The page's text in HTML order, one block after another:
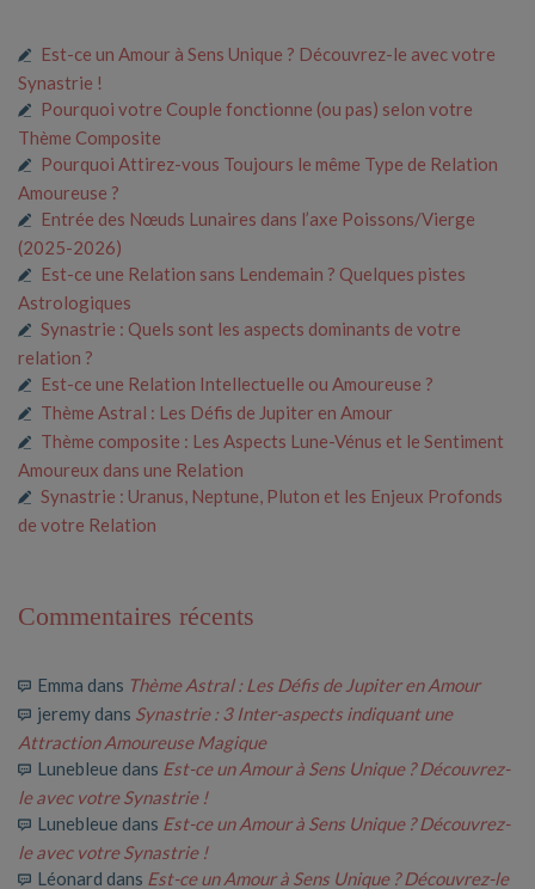
Est-ce un Amour à Sens Unique ? Découvrez-le avec votre
Synastrie !
Pourquoi votre Couple fonctionne (ou pas) selon votre
Thème Composite
Pourquoi Attirez-vous Toujours le même Type de Relation
Amoureuse ?
Entrée des Nœuds Lunaires dans l’axe Poissons/Vierge
(2025-2026)
Est-ce une Relation sans Lendemain ? Quelques pistes
Astrologiques
Synastrie : Quels sont les aspects dominants de votre
relation ?
Est-ce une Relation Intellectuelle ou Amoureuse ?
Thème Astral : Les Défis de Jupiter en Amour
Thème composite : Les Aspects Lune-Vénus et le Sentiment
Amoureux dans une Relation
Synastrie : Uranus, Neptune, Pluton et les Enjeux Profonds
de votre Relation
Commentaires récents
Emma dans Thème Astral : Les Défis de Jupiter en Amour
jeremy dans Synastrie : 3 Inter-aspects indiquant une
Attraction Amoureuse Magique
Lunebleue dans Est-ce un Amour à Sens Unique ? Découvrez-
le avec votre Synastrie !
Lunebleue dans Est-ce un Amour à Sens Unique ? Découvrez-
le avec votre Synastrie !
Léonard dans Est-ce un Amour à Sens Unique ? Découvrez-le